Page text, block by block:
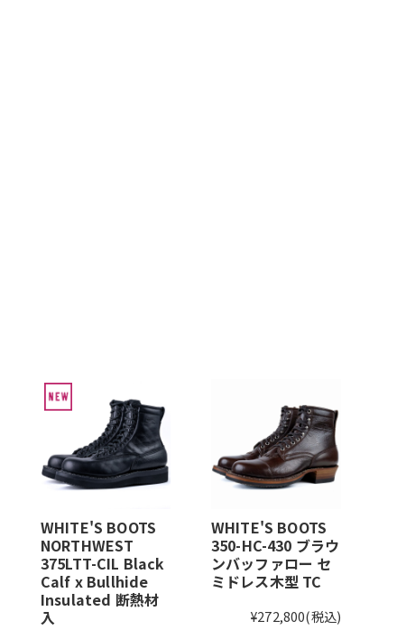
WHITE'S BOOTS
NORTHWEST
375LTT-CIL Black
Calf x Bullhide
Insulated 断熱材
入
WHITE'S BOOTS
350-HC-430 ブラウ
ンバッファロー セ
ミドレス木型 TC
¥272,800(税込)